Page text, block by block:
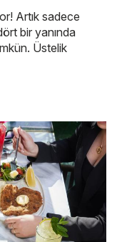
Artık sadece
bir yanında
Üstelik